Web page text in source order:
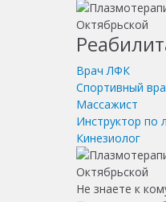
Врач ЛФК
Спортивный
Массажист
Инструктор по
Кинезиолог
Не знаете к